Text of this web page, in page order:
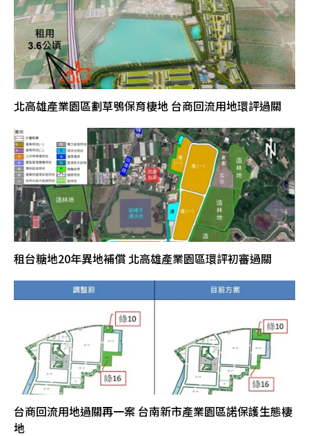
北高雄產業園區劃草鴞保育棲地 台商回流用地環評過關
租台糖地20年異地補償 北高雄產業園區環評初審過關
台商回流用地過關再一案 台南新市產業園區諾保護生態棲
地